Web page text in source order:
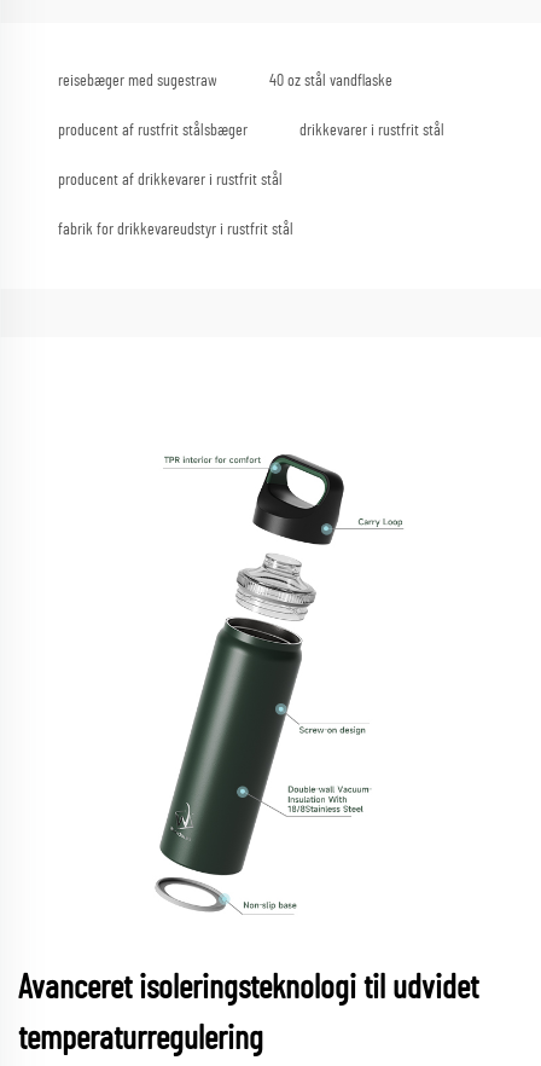
reisebæger med sugestraw 40 oz stål vandflaske
producent af rustfrit stålsbæger drikkevarer i rustfrit stål
producent af drikkevarer i rustfrit stål
fabrik for drikkevareudstyr i rustfrit stål
Avanceret isoleringsteknologi til udvidet
temperaturregulering